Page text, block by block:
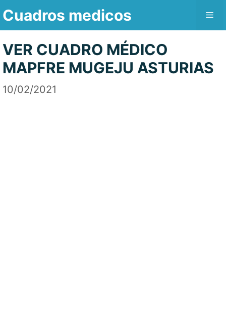
Saltar
contenido
Cuadros medicos
VER CUADRO MÉDICO
MAPFRE MUGEJU ASTURIAS
10/02/2021